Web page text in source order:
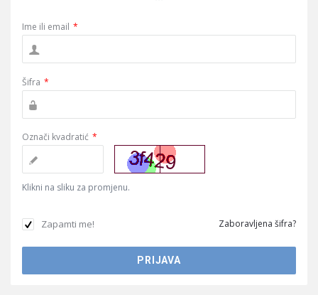
Ime ili email *
Šifra *
Označi kvadratić *
Klikni na sliku za promjenu.
Zapamti me! Zaboravljena šifra?